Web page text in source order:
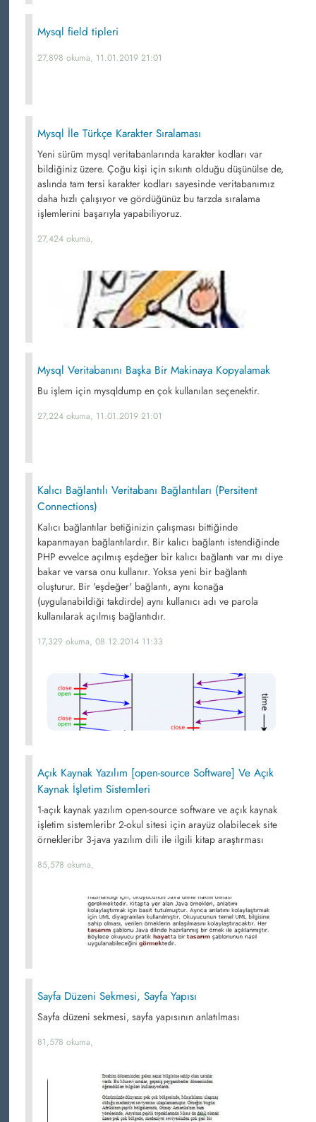
Mysql field tipleri
27,898 okuma, 11.01.2019 21:01
Mysql İle Türkçe Karakter Sıralaması
Yeni sürüm mysql veritabanlarında karakter kodları var
bildiğiniz üzere. Çoğu kişi için sıkıntı olduğu düşünülse de,
aslında tam tersi karakter kodları sayesinde veritabanımız
daha hızlı çalışıyor ve gördüğünüz bu tarzda sıralama
işlemlerini başarıyla yapabiliyoruz.
27,424 okuma,
Mysql Veritabanını Başka Bir Makinaya Kopyalamak
Bu işlem için mysqldump en çok kullanılan seçenektir.
27,224 okuma, 11.01.2019 21:01
Kalıcı Bağlantılı Veritabanı Bağlantıları (Persitent
Connections)
Kalıcı bağlantılar betiğinizin çalışması bittiğinde
kapanmayan bağlantılardır. Bir kalıcı bağlantı istendiğinde
PHP evvelce açılmış eşdeğer bir kalıcı bağlantı var mı diye
bakar ve varsa onu kullanır. Yoksa yeni bir bağlantı
oluşturur. Bir 'eşdeğer' bağlantı, aynı konağa
(uygulanabildiği takdirde) aynı kullanıcı adı ve parola
kullanılarak açılmış bağlantıdır.
17,329 okuma, 08.12.2014 11:33
Açık Kaynak Yazılım [open-source Software] Ve Açık
Kaynak İşletim Sistemleri
1-açık kaynak yazılım open-source software ve açık kaynak
işletim sistemleribr 2-okul sitesi için arayüz olabilecek site
örnekleribr 3-java yazılım dili ile ilgili kitap araştırması
85,578 okuma,
Sayfa Düzeni Sekmesi, Sayfa Yapısı
Sayfa düzeni sekmesi, sayfa yapısının anlatılması
81,578 okuma,